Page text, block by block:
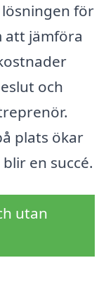
för
att jämföra
och
plats ökar
en succé.
utan